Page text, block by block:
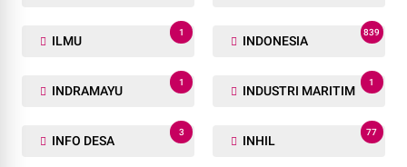
ILMU
1
INDONESIA
839
INDRAMAYU
1
INDUSTRI MARITIM
1
INFO DESA
3
INHIL
77